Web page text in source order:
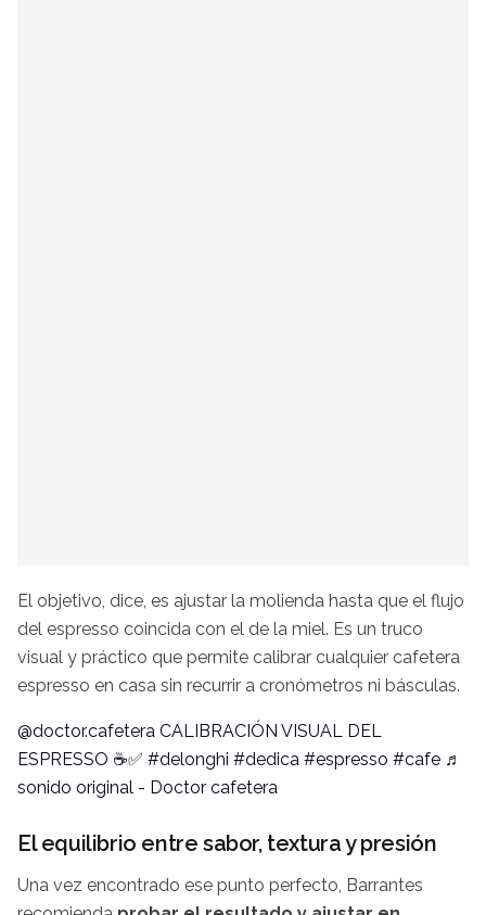
El objetivo, dice, es ajustar la molienda hasta que el flujo
del espresso coincida con el de la miel. Es un truco
visual y práctico que permite calibrar cualquier cafetera
espresso en casa sin recurrir a cronómetros ni básculas.
@doctor.cafetera CALIBRACIÓN VISUAL DEL
ESPRESSO ☕️✅ #delonghi #dedica #espresso #cafe ♬
sonido original - Doctor cafetera
El equilibrio entre sabor, textura y presión
Una vez encontrado ese punto perfecto, Barrantes